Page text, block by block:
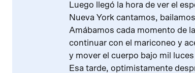
Luego llegó la hora de ver el
Nueva York cantamos,
Amábamos cada momento de
continuar con el mariconeo y
y mover el cuerpo bajo mil
Esa tarde, optimistamente